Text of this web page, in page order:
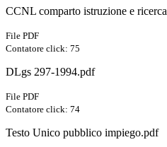
CCNL comparto istruzione e
File PDF
Contatore click: 75
DLgs 297-1994.pdf
File PDF
Contatore click: 74
Testo Unico pubblico impiego.pdf